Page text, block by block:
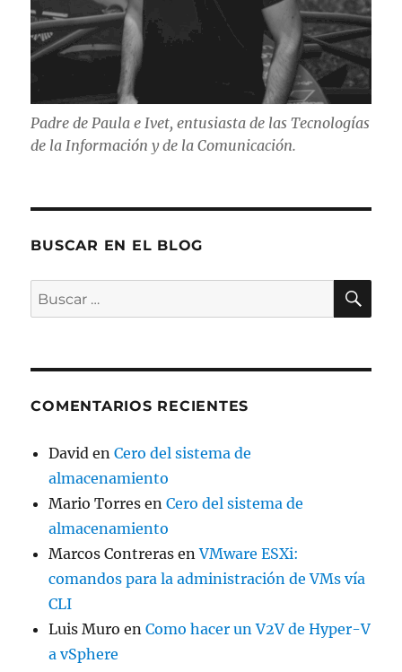
Padre de Paula e Ivet, entusiasta de las Tecnologías
de la Información y de la Comunicación.
BUSCAR EN EL BLOG
Buscar
por:
COMENTARIOS RECIENTES
David enCero del sistema de
almacenamiento
Mario Torres enCero del sistema de
almacenamiento
Marcos Contreras enVMware ESXi:
comandos para la administración de VMs vía
CLI
Luis Muro enComo hacer un V2V de Hyper-V
a vSphere